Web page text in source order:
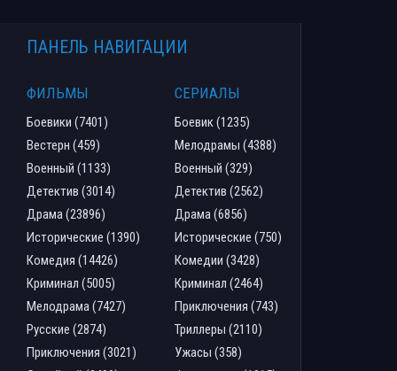
ПАНЕЛЬ НАВИГАЦИИ
ФИЛЬМЫ
Боевики (7401)
Вестерн (459)
Военный (1133)
Детектив (3014)
Драма (23896)
Исторические (1390)
Комедия (14426)
Криминал (5005)
Мелодрама (7427)
Русские (2874)
Приключения (3021)
СЕРИАЛЫ
Боевик (1235)
Мелодрамы (4388)
Военный (329)
Детектив (2562)
Драма (6856)
Исторические (750)
Комедии (3428)
Криминал (2464)
Приключения (743)
Триллеры (2110)
Ужасы (358)